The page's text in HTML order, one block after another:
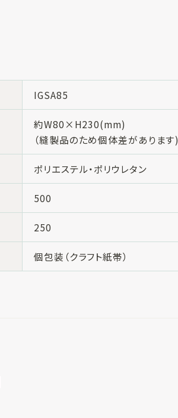
IGSA85
約W80×H230(mm)
（縫製品のため個体差がありま
ポリエステル・ポリウレタン
500
250
個包装（クラフト紙帯）